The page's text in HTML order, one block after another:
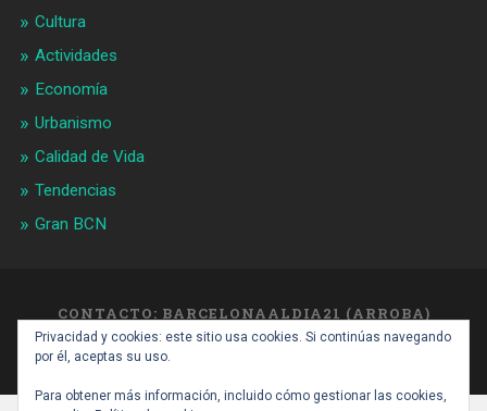
Cultura
Actividades
Economía
Urbanismo
Calidad de Vida
Tendencias
Gran BCN
CONTACTO: BARCELONAALDIA21 (ARROBA)
GMAIL.COM
Privacidad y cookies: este sitio usa cookies. Si continúas navegando
por él, aceptas su uso.
Para obtener más información, incluido cómo gestionar las cookies,